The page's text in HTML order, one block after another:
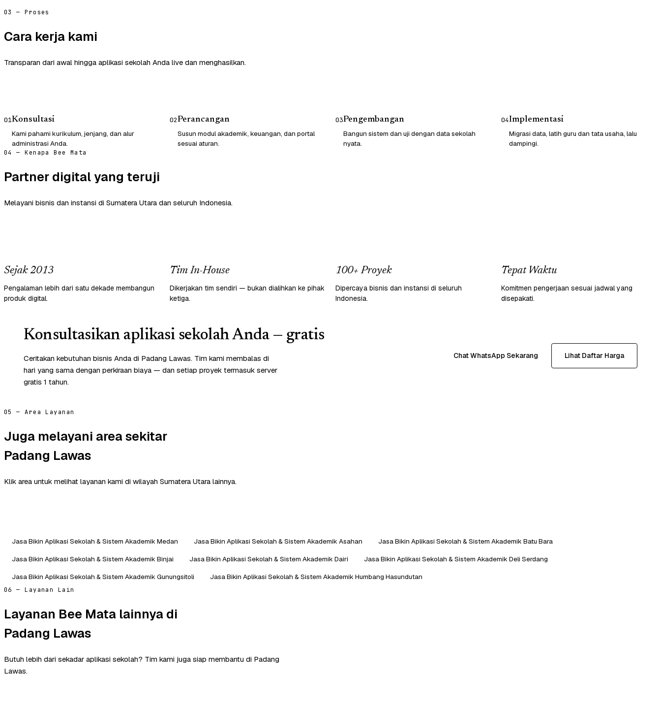
03 — Proses
Cara kerja kami
Transparan dari awal hingga aplikasi sekolah Anda live dan menghasilkan.
01Konsultasi
Kami pahami kurikulum, jenjang, dan alur
administrasi Anda.
02Perancangan
Susun modul akademik, keuangan, dan portal
sesuai aturan.
03Pengembangan
Bangun sistem dan uji dengan data sekolah
nyata.
04Implementasi
Migrasi data, latih guru dan tata usaha, lalu
dampingi.
04 — Kenapa Bee Mata
Partner digital yang teruji
Melayani bisnis dan instansi di Sumatera Utara dan seluruh Indonesia.
Sejak 2013
Pengalaman lebih dari satu dekade membangun
produk digital.
Tim In-House
Dikerjakan tim sendiri — bukan dialihkan ke pihak
ketiga.
100+ Proyek
Dipercaya bisnis dan instansi di seluruh
Indonesia.
Tepat Waktu
Komitmen pengerjaan sesuai jadwal yang
disepakati.
Konsultasikan aplikasi sekolah Anda — gratis
Ceritakan kebutuhan bisnis Anda di Padang Lawas. Tim kami membalas di
hari yang sama dengan perkiraan biaya — dan setiap proyek termasuk server
gratis 1 tahun.
Chat WhatsApp Sekarang Lihat Daftar Harga
05 — Area Layanan
Juga melayani area sekitar
Padang Lawas
Klik area untuk melihat layanan kami di wilayah Sumatera Utara lainnya.
Jasa Bikin Aplikasi Sekolah & Sistem Akademik Medan Jasa Bikin Aplikasi Sekolah & Sistem Akademik Asahan
Jasa Bikin Aplikasi Sekolah & Sistem Akademik Batu Bara
Jasa Bikin Aplikasi Sekolah & Sistem Akademik Binjai
Jasa Bikin Aplikasi Sekolah & Sistem Akademik Dairi
Jasa Bikin Aplikasi Sekolah & Sistem Akademik Deli Serdang
Jasa Bikin Aplikasi Sekolah & Sistem Akademik Gunungsitoli
Jasa Bikin Aplikasi Sekolah & Sistem Akademik Humbang Hasundutan
06 — Layanan Lain
Layanan Bee Mata lainnya di
Padang Lawas
Butuh lebih dari sekadar aplikasi sekolah? Tim kami juga siap membantu di Padang
Lawas.